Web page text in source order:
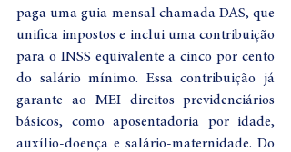
paga uma guia mensal chamada DAS, que
unifica impostos e inclui uma contribuição
para o INSS equivalente a cinco por cento
do salário mínimo. Essa contribuição já
garante ao MEI direitos previdenciários
básicos, como aposentadoria por idade,
auxílio-doença e salário-maternidade. Do